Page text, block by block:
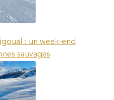
: un week-end
sauvages